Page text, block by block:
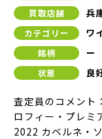
買取店舗 兵
カテゴリー ワ
銘柄 ー
状態 良
査定員のコメント
ロフィー・プレミ
2022 カベルネ・